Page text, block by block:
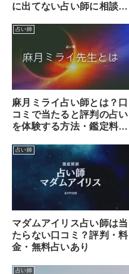
に出てない占い師に相談す
占い師
麻月ミライ占い師とは？口
コミで当たると評判の占い
を体験する方法・鑑定料金
占い師
マダムアイリス占い師は当
たらない口コミ？評判・料
金・無料占いあり
占い師